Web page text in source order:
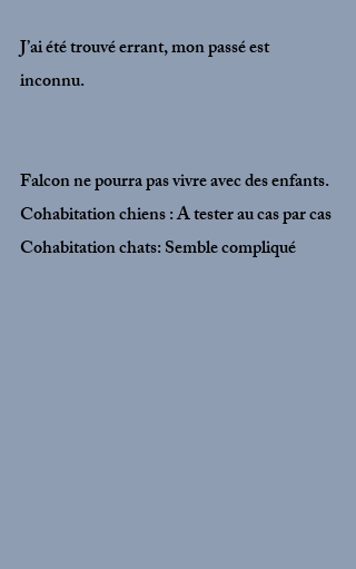
J’ai été trouvé errant, mon passé est
inconnu.
Falcon ne pourra pas vivre avec des enfants.
Cohabitation chiens : A tester au cas par cas
Cohabitation chats: Semble compliqué